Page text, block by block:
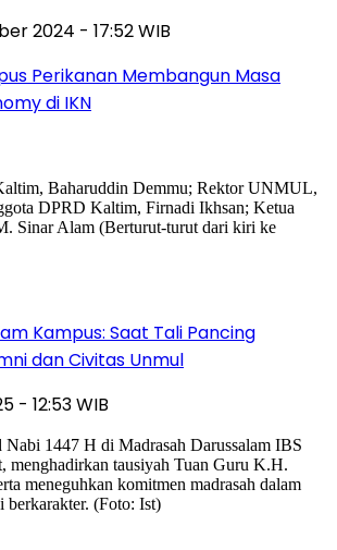
2024 - 17:52 WIB
Perikanan Membangun Masa
di IKN
Kampus: Saat Tali Pancing
dan Civitas Unmul
- 12:53 WIB